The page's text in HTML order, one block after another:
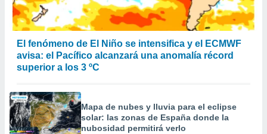
El fenómeno de El Niño se intensifica y el ECMWF
avisa: el Pacífico alcanzará una anomalía récord
superior a los 3 ºC
Mapa de nubes y lluvia para el eclipse
solar: las zonas de España donde la
nubosidad permitirá verlo